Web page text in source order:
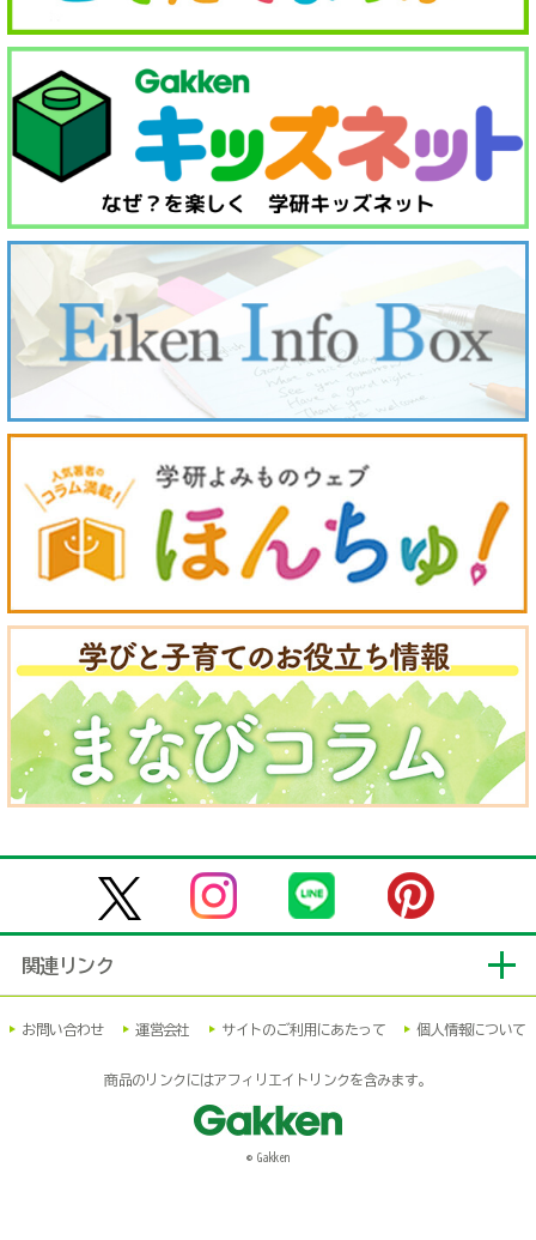
関連リンク
お問い合わせ 運営会社 サイトのご利用にあたって 個人情報について
商品のリンクにはアフィリエイトリンクを含みます。
© Gakken